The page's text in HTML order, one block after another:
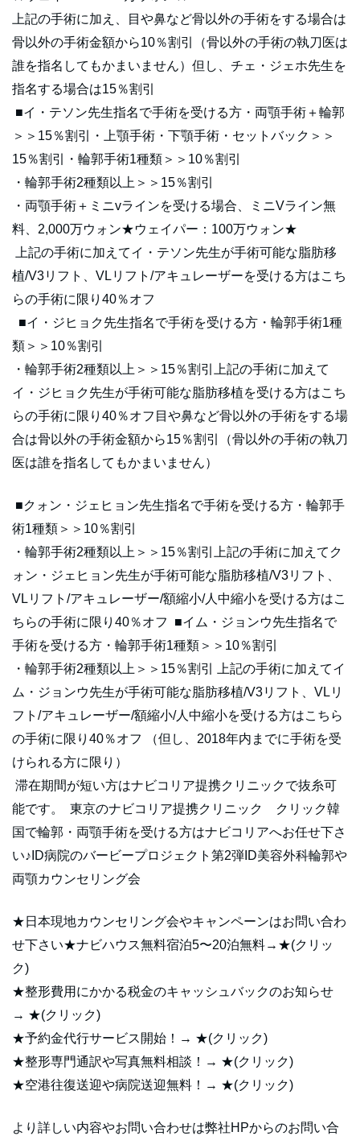
上記の手術に加え、目や鼻など骨以外の手術をする場合は
骨以外の手術金額から10％割引（骨以外の手術の執刀医は
誰を指名してもかまいません）但し、チェ・ジェホ先生を
指名する場合は15％割引
■イ・テソン先生指名で手術を受ける方・両顎手術＋輪郭
＞＞15％割引・上顎手術・下顎手術・セットバック＞＞
15％割引・輪郭手術1種類＞＞10％割引
・輪郭手術2種類以上＞＞15％割引
・両顎手術＋ミニvラインを受ける場合、ミニVライン無
料、2,000万ウォン★ウェイパー：100万ウォン★
上記の手術に加えてイ・テソン先生が手術可能な脂肪移
植/V3リフト、VLリフト/アキュレーザーを受ける方はこち
らの手術に限り40％オフ
■イ・ジヒョク先生指名で手術を受ける方・輪郭手術1種
類＞＞10％割引
・輪郭手術2種類以上＞＞15％割引上記の手術に加えて
イ・ジヒョク先生が手術可能な脂肪移植を受ける方はこち
らの手術に限り40％オフ目や鼻など骨以外の手術をする場
合は骨以外の手術金額から15％割引（骨以外の手術の執刀
医は誰を指名してもかまいません）
■クォン・ジェヒョン先生指名で手術を受ける方・輪郭手
術1種類＞＞10％割引
・輪郭手術2種類以上＞＞15％割引上記の手術に加えてク
ォン・ジェヒョン先生が手術可能な脂肪移植/V3リフト、
VLリフト/アキュレーザー/額縮小/人中縮小を受ける方はこ
ちらの手術に限り40％オフ ■イム・ジョンウ先生指名で
手術を受ける方・輪郭手術1種類＞＞10％割引
・輪郭手術2種類以上＞＞15％割引 上記の手術に加えてイ
ム・ジョンウ先生が手術可能な脂肪移植/V3リフト、VLリ
フト/アキュレーザー/額縮小/人中縮小を受ける方はこちら
の手術に限り40％オフ （但し、2018年内までに手術を受
けられる方に限り）
滞在期間が短い方はナビコリア提携クリニックで抜糸可
能です。 東京のナビコリア提携クリニック クリック韓
国で輪郭・両顎手術を受ける方はナビコリアへお任せ下さ
い♪ID病院のバービープロジェクト第2弾ID美容外科輪郭や
両顎カウンセリング会
★日本現地カウンセリング会やキャンペーンはお問い合わ
せ下さい★ナビハウス無料宿泊5〜20泊無料→★(クリッ
ク)
★整形費用にかかる税金のキャッシュバックのお知らせ
→ ★(クリック)
★予約金代行サービス開始！→ ★(クリック)
★整形専門通訳や写真無料相談！→ ★(クリック)
★空港往復送迎や病院送迎無料！→ ★(クリック)
より詳しい内容やお問い合わせは弊社HPからのお問い合